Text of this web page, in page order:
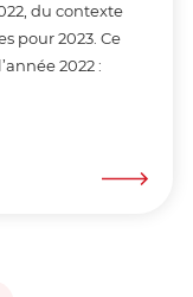
du contexte
pour 2023. Ce
2022 :